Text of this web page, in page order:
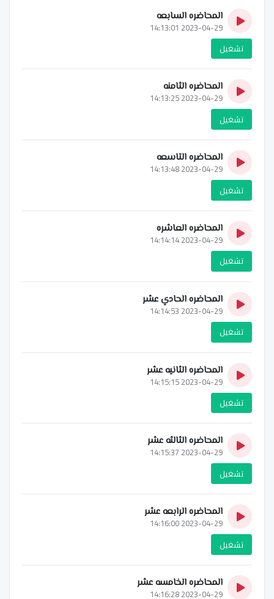
المحاضره السابعه
2023-04-29 14:13:01
تشغيل
المحاضره الثامنه
2023-04-29 14:13:25
تشغيل
المحاضره التاسعه
2023-04-29 14:13:48
تشغيل
المحاضره العاشره
2023-04-29 14:14:14
تشغيل
المحاضره الحادي عشر
2023-04-29 14:14:53
تشغيل
المحاضره الثانيه عشر
2023-04-29 14:15:15
تشغيل
المحاضره الثالثه عشر
2023-04-29 14:15:37
تشغيل
المحاضره الرابعه عشر
2023-04-29 14:16:00
تشغيل
المحاضره الخامسه عشر
2023-04-29 14:16:28